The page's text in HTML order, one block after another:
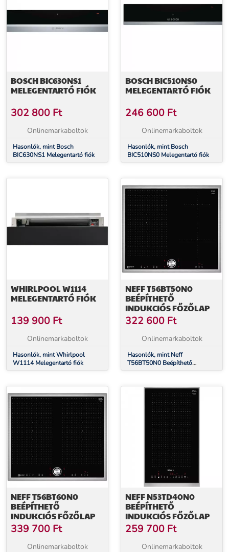
BOSCH BIC630NS1
MELEGENTARTÓ FIÓK
302 800 Ft
Onlinemarkaboltok
Hasonlók, mint Bosch
BIC630NS1 Melegentartó fiók
BOSCH BIC510NS0
MELEGENTARTÓ FIÓK
246 600 Ft
Onlinemarkaboltok
Hasonlók, mint Bosch
BIC510NS0 Melegentartó fiók
WHIRLPOOL W1114
MELEGENTARTÓ FIÓK
139 900 Ft
Onlinemarkaboltok
Hasonlók, mint Whirlpool
W1114 Melegentartó fiók
NEFF T56BT50N0
BEÉPÍTHETŐ
INDUKCIÓS FŐZŐLAP
322 600 Ft
Onlinemarkaboltok
Hasonlók, mint Neff
T56BT50N0 Beépíthető
Indukciós főzőlap
NEFF T56BT60N0
BEÉPÍTHETŐ
INDUKCIÓS FŐZŐLAP
339 700 Ft
Onlinemarkaboltok
NEFF N53TD40N0
BEÉPÍTHETŐ
INDUKCIÓS FŐZŐLAP
259 700 Ft
Onlinemarkaboltok